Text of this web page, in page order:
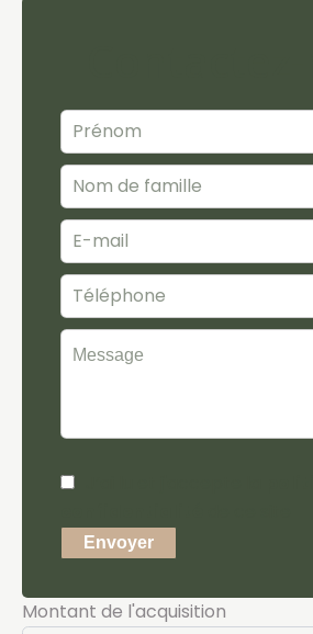
Envoyer
Montant de l'acquisition